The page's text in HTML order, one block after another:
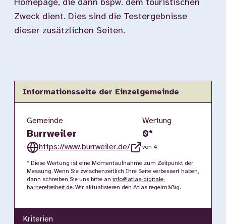
Homepage, die dann bspw. dem touristischen
Zweck dient. Dies sind die Testergebnisse
dieser zusätzlichen Seiten.
Informationsseite der Einzelgemeinde
Gemeinde
Burrweiler
https://www.burrweiler.de/
Wertung
0*
von 4
* Diese Wertung ist eine Momentaufnahme zum Zeitpunkt der
Messung. Wenn Sie zwischenzeitlich Ihre Seite verbessert haben,
dann schreiben Sie uns bitte an info@atlas-digitale-
barrierefreiheit.de. Wir aktualisieren den Atlas regelmäßig.
Kriterien